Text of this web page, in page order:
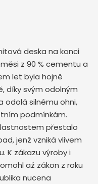
deska na konci
z 90 % cementu a
let byla hojně
díky svým odolným
silnému ohni,
podmínkám.
přestalo
jenž vzniká vlivem
K zákazu výroby i
až zákon z roku
nucena